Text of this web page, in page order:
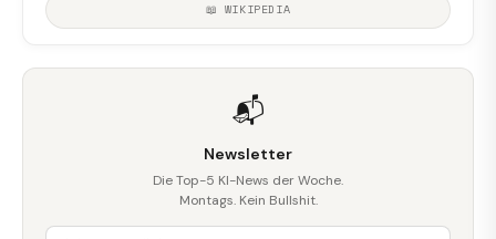
📖 WIKIPEDIA
📬
Newsletter
Die Top-5 KI-News der Woche.
Montags. Kein Bullshit.